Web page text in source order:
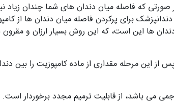
که فاصله میان دندان های شما چندان زیاد
برای پرکردن فاصله میان دندان ها از
ها این است، که این روش بسیار ارزان و
این مرحله مقداری از ماده کامپوزیت را بین
می باشد، از قابلیت ترمیم مجدد برخوردار است.